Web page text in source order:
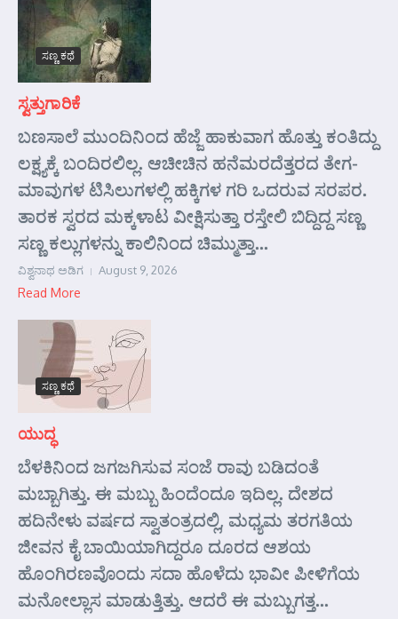
ಸಣ್ಣ ಕಥೆ
ಸ್ವತ್ತುಗಾರಿಕೆ
ಬಣಸಾಲೆ ಮುಂದಿನಿಂದ ಹೆಜ್ಜೆ ಹಾಕುವಾಗ ಹೊತ್ತು ಕಂತಿದ್ದು
ಲಕ್ಷ್ಯಕ್ಕೆ ಬಂದಿರಲಿಲ್ಲ. ಆಚೀಚಿನ ಹನೆಮರದೆತ್ತರದ ತೇಗ-
ಮಾವುಗಳ ಟಿಸಿಲುಗಳಲ್ಲಿ ಹಕ್ಕಿಗಳ ಗರಿ ಒದರುವ ಸರಪರ.
ತಾರಕ ಸ್ವರದ ಮಕ್ಕಳಾಟ ವೀಕ್ಷಿಸುತ್ತಾ ರಸ್ತೇಲಿ ಬಿದ್ದಿದ್ದ ಸಣ್ಣ
ಸಣ್ಣ ಕಲ್ಲುಗಳನ್ನು ಕಾಲಿನಿಂದ ಚಿಮ್ಮುತ್ತಾ...
ವಿಶ್ವನಾಥ ಅಡಿಗ August 9, 2026
Read More
ಸಣ್ಣ ಕಥೆ
ಯುದ್ಧ
ಬೆಳಕಿನಿಂದ ಜಗಜಗಿಸುವ ಸಂಜೆ ರಾವು ಬಡಿದಂತೆ
ಮಬ್ಬಾಗಿತ್ತು. ಈ ಮಬ್ಬು ಹಿಂದೆಂದೂ ಇದಿಲ್ಲ. ದೇಶದ
ಹದಿನೇಳು ವರ್ಷದ ಸ್ವಾತಂತ್ರದಲ್ಲಿ, ಮಧ್ಯಮ ತರಗತಿಯ
ಜೀವನ ಕೈ ಬಾಯಿಯಾಗಿದ್ದರೂ ದೂರದ ಆಶಯ
ಹೊಂಗಿರಣವೊಂದು ಸದಾ ಹೊಳೆದು ಭಾವೀ ಪೀಳಿಗೆಯ
ಮನೋಲ್ಲಾಸ ಮಾಡುತ್ತಿತ್ತು. ಆದರೆ ಈ ಮಬ್ಬುಗತ್ತ...